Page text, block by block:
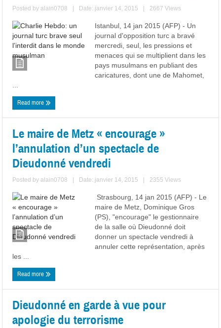
Posted byalain0708 Date: janvier 14, 2015 2667 Views
Istanbul, 14 jan 2015 (AFP) - Un
journal d'opposition turc a bravé
mercredi, seul, les pressions et
menaces qui se multiplient dans les
pays musulmans en publiant des
caricatures, dont une de Mahomet,
Read more
Le maire de Metz « encourage »
l’annulation d’un spectacle de
Dieudonné vendredi
Posted byalain0708 Date: janvier 14, 2015 2355 Views
Strasbourg, 14 jan 2015 (AFP) - Le
maire de Metz, Dominique Gros
(PS), "encourage" le gestionnaire
de la salle où Dieudonné doit
donner un spectacle vendredi à
annuler cette représentation, après
les ...
Read more
Dieudonné en garde à vue pour
apologie du terrorisme